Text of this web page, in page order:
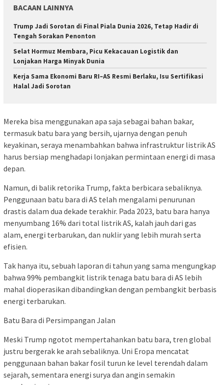
BACAAN LAINNYA
Trump Jadi Sorotan di Final Piala Dunia 2026, Tetap Hadir di
Tengah Sorakan Penonton
Selat Hormuz Membara, Picu Kekacauan Logistik dan
Lonjakan Harga Minyak Dunia
Kerja Sama Ekonomi Baru RI–AS Resmi Berlaku, Isu Sertifikasi
Halal Jadi Sorotan
Mereka bisa menggunakan apa saja sebagai bahan bakar,
termasuk batu bara yang bersih, ujarnya dengan penuh
keyakinan, seraya menambahkan bahwa infrastruktur listrik AS
harus bersiap menghadapi lonjakan permintaan energi di masa
depan.
Namun, di balik retorika Trump, fakta berbicara sebaliknya.
Penggunaan batu bara di AS telah mengalami penurunan
drastis dalam dua dekade terakhir. Pada 2023, batu bara hanya
menyumbang 16% dari total listrik AS, kalah jauh dari gas
alam, energi terbarukan, dan nuklir yang lebih murah serta
efisien.
Tak hanya itu, sebuah laporan di tahun yang sama mengungkap
bahwa 99% pembangkit listrik tenaga batu bara di AS lebih
mahal dioperasikan dibandingkan dengan pembangkit berbasis
energi terbarukan.
Batu Bara di Persimpangan Jalan
Meski Trump ngotot mempertahankan batu bara, tren global
justru bergerak ke arah sebaliknya. Uni Eropa mencatat
penggunaan bahan bakar fosil turun ke level terendah dalam
sejarah, sementara energi surya dan angin semakin